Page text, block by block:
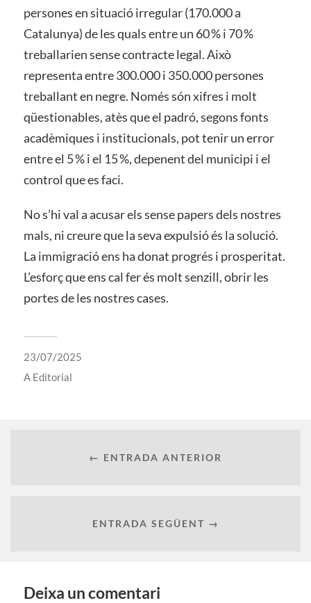
persones en situació irregular (170.000 a
Catalunya) de les quals entre un 60 % i 70 %
treballarien sense contracte legal. Això
representa entre 300.000 i 350.000 persones
treballant en negre. Només són xifres i molt
qüestionables, atès que el padró, segons fonts
acadèmiques i institucionals, pot tenir un error
entre el 5 % i el 15 %, depenent del municipi i el
control que es faci.
No s’hi val a acusar els sense papers dels nostres
mals, ni creure que la seva expulsió és la solució.
La immigració ens ha donat progrés i prosperitat.
L’esforç que ens cal fer és molt senzill, obrir les
portes de les nostres cases.
23/07/2025
A Editorial
← ENTRADA ANTERIOR
ENTRADA SEGÜENT →
Deixa un comentari